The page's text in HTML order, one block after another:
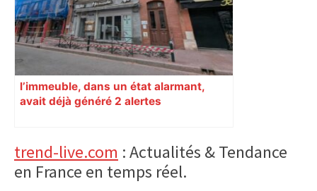
l’immeuble, dans un état alarmant,
avait déjà généré 2 alertes
Primary
Sidebar
trend-live.com : Actualités & Tendance
en France en temps réel.